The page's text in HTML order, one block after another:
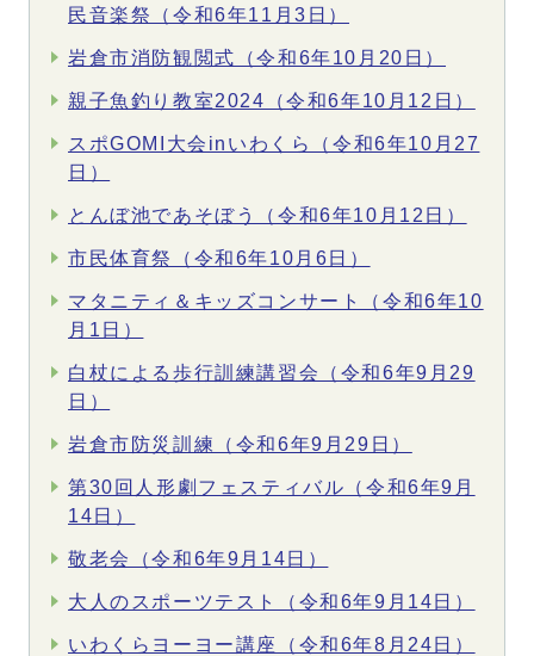
民音楽祭（令和6年11月3日）
岩倉市消防観閲式（令和6年10月20日）
親子魚釣り教室2024（令和6年10月12日）
スポGOMI大会inいわくら（令和6年10月27
日）
とんぼ池であそぼう（令和6年10月12日）
市民体育祭（令和6年10月6日）
マタニティ＆キッズコンサート（令和6年10
月1日）
白杖による歩行訓練講習会（令和6年9月29
日）
岩倉市防災訓練（令和6年9月29日）
第30回人形劇フェスティバル（令和6年9月
14日）
敬老会（令和6年9月14日）
大人のスポーツテスト（令和6年9月14日）
いわくらヨーヨー講座（令和6年8月24日）